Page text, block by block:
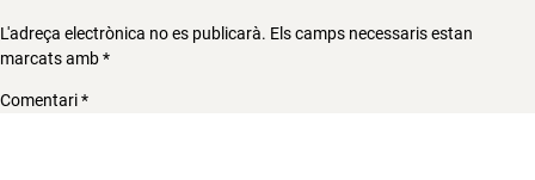
L'adreça electrònica no es publicarà. Els camps necessaris estan
marcats amb*
Comentari*